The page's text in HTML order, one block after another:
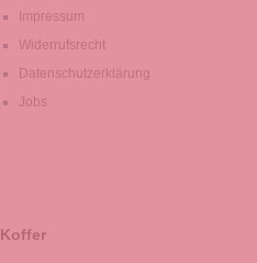
Impressum
Widerrufsrecht
Datenschutzerklärung
Jobs
Koffer